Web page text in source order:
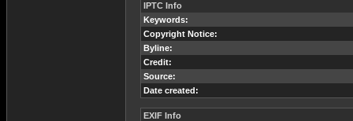
IPTC Info
Keywords:
Copyright Notice:
Byline:
Credit:
Source:
Date created:
EXIF Info